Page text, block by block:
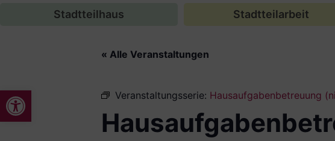
Werkzeugleiste öffnen
Stadtteilhaus Stadtteilarbeit
« Alle Veranstaltungen
Veranstaltungsserie: Hausaufgabenbetreuung